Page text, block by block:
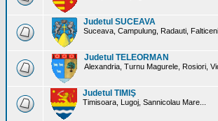
Judetul SUCEAVA
Suceava, Campulung, Radauti,
Judetul TELEORMAN
Alexandria, Turnu Magurele, Rosiori,
Judetul TIMIŞ
Timisoara, Lugoj, Sannicolau Mare...